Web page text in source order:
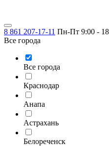
8 861 207-17-11 Пн-Пт 9:00 -
Все города
Все города
Краснодар
Анапа
Астрахань
Белореченск